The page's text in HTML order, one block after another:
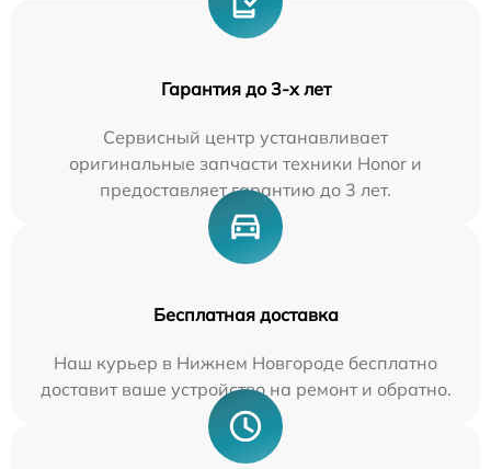
Гарантия до 3-х лет
Сервисный центр устанавливает
оригинальные запчасти техники Honor и
предоставляет гарантию до 3 лет.
Бесплатная доставка
Наш курьер в Нижнем Новгороде бесплатно
доставит ваше устройство на ремонт и обратно.